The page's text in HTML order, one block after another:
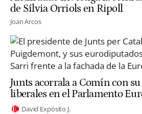
de Sílvia Orriols en Ripoll
Joan Arcos
Junts acorrala a Comín con
liberales en el Parlamento
David Expósito J.